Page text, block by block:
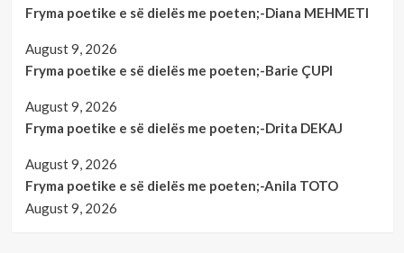
Fryma poetike e së dielës me poeten;-Diana MEHMETI
August 9, 2026
Fryma poetike e së dielës me poeten;-Barie ÇUPI
August 9, 2026
Fryma poetike e së dielës me poeten;-Drita DEKAJ
August 9, 2026
Fryma poetike e së dielës me poeten;-Anila TOTO
August 9, 2026